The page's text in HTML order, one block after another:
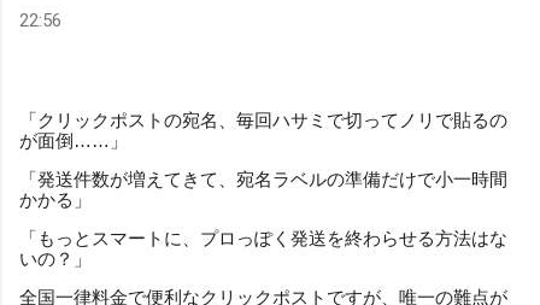
22:56
「クリックポストの宛名、毎回ハサミで切ってノリで貼るの
が面倒……」
「発送件数が増えてきて、宛名ラベルの準備だけで小一時間
かかる」
「もっとスマートに、プロっぽく発送を終わらせる方法はな
いの？」
全国一律料金で便利なクリックポストですが、唯一の難点が